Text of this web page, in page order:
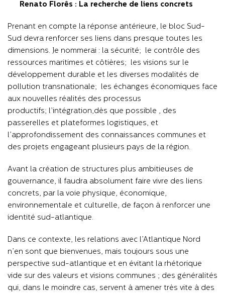
Renato Florês : La recherche de liens concrets
Prenant en compte la réponse antérieure, le bloc Sud-
Sud devra renforcer ses liens dans presque toutes les
dimensions. Je nommerai : la sécurité;
le contrôle des
ressources maritimes et côtières;
les visions sur le
développement durable et les diverses modalités de
pollution transnationale;
les échanges économiques face
aux nouvelles réalités des processus
productifs; l’intégration,
, des
passerelles et plateformes logistiques, et
l’approfondissement des connaissances communes et
des projets engageant plusieurs pays de la région.
Avant la création de structures plus ambitieuses de
gouvernance, il faudra absolument faire vivre des liens
concrets, par la voie physique, économique,
environnementale et culturelle, de façon à renforcer une
identité sud-atlantique.
Dans ce contexte, les relations avec l’Atlantique Nord
n’en sont que bienvenues, mais toujours sous une
perspective sud-atlantique et en évitant la rhétorique
vide sur des valeurs et visions communes ; des généralités
qui, dans le moindre cas, servent à amener très vite à des